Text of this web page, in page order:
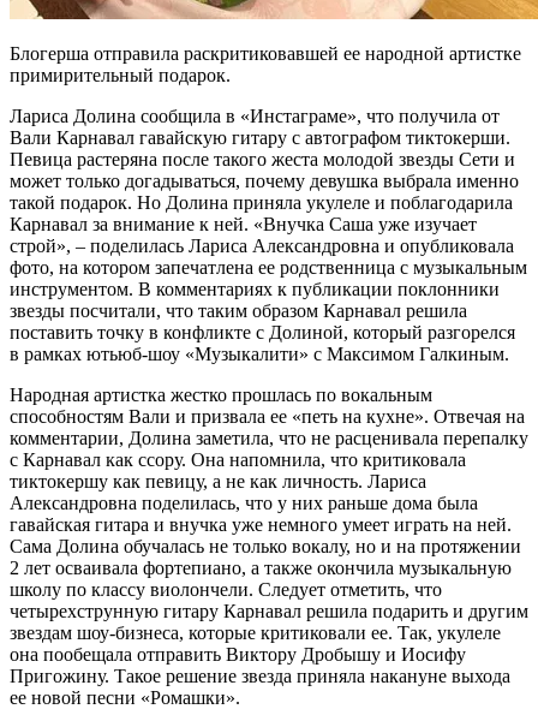
Блогерша отправила раскритиковавшей ее народной артистке
примирительный подарок.
Лариса Долина сообщила в «Инстаграме», что получила от
Вали Карнавал гавайскую гитару с автографом тиктокерши.
Певица растеряна после такого жеста молодой звезды Сети и
может только догадываться, почему девушка выбрала именно
такой подарок. Но Долина приняла укулеле и поблагодарила
Карнавал за внимание к ней. «Внучка Саша уже изучает
строй», – поделилась Лариса Александровна и опубликовала
фото, на котором запечатлена ее родственница с музыкальным
инструментом. В комментариях к публикации поклонники
звезды посчитали, что таким образом Карнавал решила
поставить точку в конфликте с Долиной, который разгорелся
в рамках ютьюб-шоу «Музыкалити» с Максимом Галкиным.
Народная артистка жестко прошлась по вокальным
способностям Вали и призвала ее «петь на кухне». Отвечая на
комментарии, Долина заметила, что не расценивала перепалку
с Карнавал как ссору. Она напомнила, что критиковала
тиктокершу как певицу, а не как личность. Лариса
Александровна поделилась, что у них раньше дома была
гавайская гитара и внучка уже немного умеет играть на ней.
Сама Долина обучалась не только вокалу, но и на протяжении
2 лет осваивала фортепиано, а также окончила музыкальную
школу по классу виолончели. Следует отметить, что
четырехструнную гитару Карнавал решила подарить и другим
звездам шоу-бизнеса, которые критиковали ее. Так, укулеле
она пообещала отправить Виктору Дробышу и Иосифу
Пригожину. Такое решение звезда приняла накануне выхода
ее новой песни «Ромашки».